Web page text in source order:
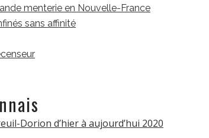
menterie en Nouvelle-France
sans affinité
Dorion d’hier à aujourd’hui 2020